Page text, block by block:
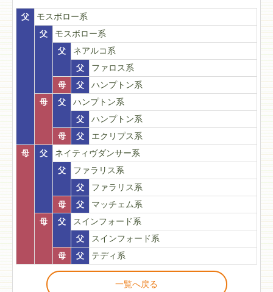
父
モスボロー系
父
モスボロー系
父
ネアルコ系
父
ファロス系
母
父
ハンプトン系
母
父
ハンプトン系
父
ハンプトン系
母
父
エクリプス系
母
父
ネイティヴダンサー系
父
ファラリス系
父
ファラリス系
母
父
マッチェム系
母
父
スインフォード系
父
スインフォード系
母
父 テディ系
一覧へ戻る